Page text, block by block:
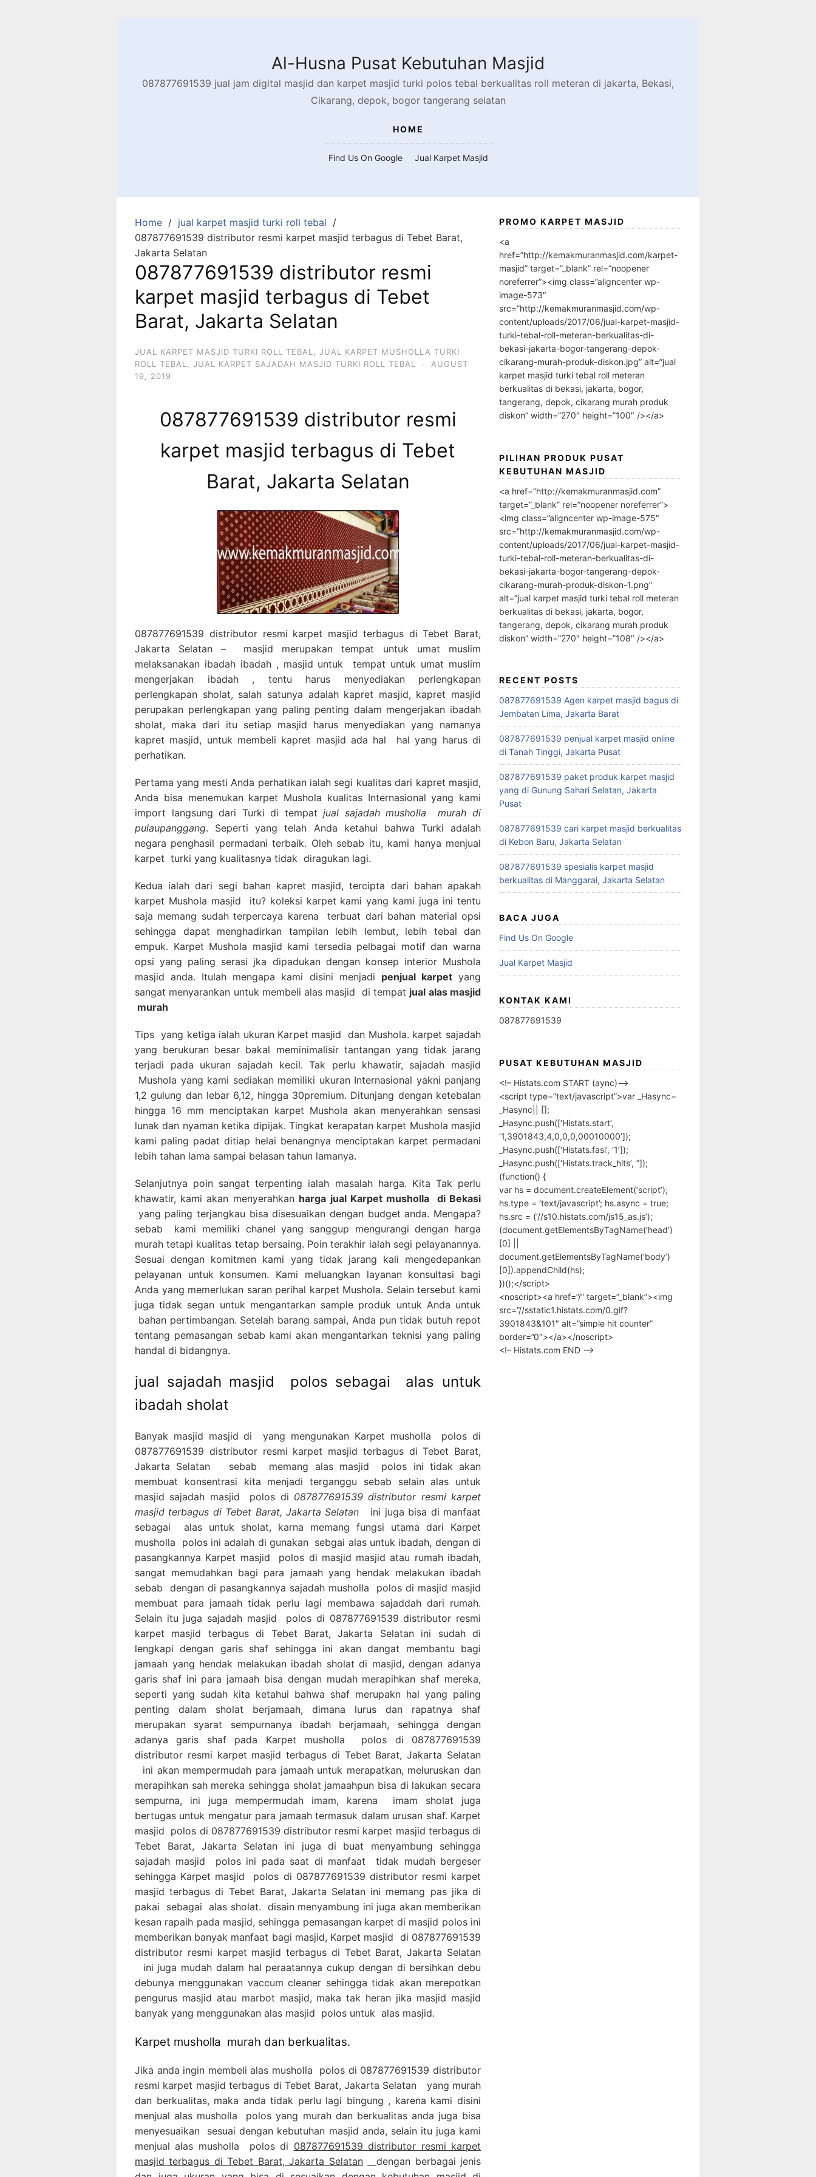
Al-Husna Pusat Kebutuhan Masjid
087877691539 jual jam digital masjid dan karpet masjid turki polos tebal berkualitas roll meteran di jakarta, Bekasi,
Cikarang, depok, bogor tangerang selatan
HOME
Find Us On Google Jual Karpet Masjid
Home
jual karpet masjid turki roll tebal
087877691539 distributor resmi karpet masjid terbagus di Tebet Barat,
Jakarta Selatan
087877691539 distributor resmi
karpet masjid terbagus di Tebet
Barat, Jakarta Selatan
JUAL KARPET MASJID TURKI ROLL TEBAL
JUAL KARPET MUSHOLLA TURKI
ROLL TEBAL
JUAL KARPET SAJADAH MASJID TURKI ROLL TEBAL ·
AUGUST
19, 2019
087877691539 distributor resmi
karpet masjid terbagus di Tebet
Barat, Jakarta Selatan
087877691539 distributor resmi karpet masjid terbagus di Tebet Barat,
Jakarta Selatan – masjid merupakan tempat untuk umat muslim
melaksanakan ibadah ibadah , masjid untuk tempat untuk umat muslim
mengerjakan ibadah , tentu harus menyediakan perlengkapan
perlengkapan sholat, salah satunya adalah kapret masjid, kapret masjid
perupakan perlengkapan yang paling penting dalam mengerjakan ibadah
sholat, maka dari itu setiap masjid harus menyediakan yang namanya
kapret masjid, untuk membeli kapret masjid ada hal hal yang harus di
perhatikan.
Pertama yang mesti Anda perhatikan ialah segi kualitas dari kapret masjid,
Anda bisa menemukan karpet Mushola kualitas Internasional yang kami
import langsung dari Turki di tempatjual sajadah musholla
murah di
pulaupanggang. Seperti yang telah Anda ketahui bahwa Turki adalah
negara penghasil permadani terbaik. Oleh sebab itu, kami hanya menjual
karpet turki yang kualitasnya tidak diragukan lagi.
Kedua ialah dari segi bahan kapret masjid, tercipta dari bahan apakah
karpet Mushola masjid itu? koleksi karpet kami yang kami juga ini tentu
saja memang sudah terpercaya karena terbuat dari bahan material opsi
sehingga dapat menghadirkan tampilan lebih lembut, lebih tebal dan
empuk. Karpet Mushola masjid kami tersedia pelbagai motif dan warna
opsi yang paling serasi jka dipadukan dengan konsep interior Mushola
masjid anda. Itulah mengapa kami disini menjadi penjual karpetyang
sangat menyarankan untuk membeli alas masjid di tempat jual alas masjid
murah
Tips yang ketiga ialah ukuran Karpet masjid dan Mushola. karpet sajadah
yang berukuran besar bakal meminimalisir tantangan yang tidak jarang
terjadi pada ukuran sajadah kecil. Tak perlu khawatir, sajadah masjid
Mushola yang kami sediakan memiliki ukuran Internasional yakni panjang
1,2 gulung dan lebar 6,12, hingga 30premium. Ditunjang dengan ketebalan
hingga 16 mm menciptakan karpet Mushola akan menyerahkan sensasi
lunak dan nyaman ketika dipijak. Tingkat kerapatan karpet Mushola masjid
kami paling padat ditiap helai benangnya menciptakan karpet permadani
lebih tahan lama sampai belasan tahun lamanya.
Selanjutnya poin sangat terpenting ialah masalah harga. Kita Tak perlu
khawatir, kami akan menyerahkan harga jual Karpet musholla
di Bekasi
yang paling terjangkau bisa disesuaikan dengan budget anda. Mengapa?
sebab kami memiliki chanel yang sanggup mengurangi dengan harga
murah tetapi kualitas tetap bersaing. Poin terakhir ialah segi pelayanannya.
Sesuai dengan komitmen kami yang tidak jarang kali mengedepankan
pelayanan untuk konsumen. Kami meluangkan layanan konsultasi bagi
Anda yang memerlukan saran perihal karpet Mushola. Selain tersebut kami
juga tidak segan untuk mengantarkan sample produk untuk Anda untuk
bahan pertimbangan. Setelah barang sampai, Anda pun tidak butuh repot
tentang pemasangan sebab kami akan mengantarkan teknisi yang paling
handal di bidangnya.
jual sajadah masjid polos sebagai alas untuk
ibadah sholat
Banyak masjid masjid di yang mengunakan Karpet musholla polos di
087877691539 distributor resmi karpet masjid terbagus di Tebet Barat,
Jakarta Selatan sebab memang alas masjid polos ini tidak akan
membuat konsentrasi kita menjadi terganggu sebab selain alas untuk
masjid sajadah masjid polos di 087877691539 distributor resmi karpet
masjid terbagus di Tebet Barat, Jakarta Selatan
ini juga bisa di manfaat
sebagai alas untuk sholat, karna memang fungsi utama dari Karpet
musholla polos ini adalah di gunakan sebgai alas untuk ibadah, dengan di
pasangkannya Karpet masjid polos di masjid masjid atau rumah ibadah,
sangat memudahkan bagi para jamaah yang hendak melakukan ibadah
sebab dengan di pasangkannya sajadah musholla polos di masjid masjid
membuat para jamaah tidak perlu lagi membawa sajaddah dari rumah.
Selain itu juga sajadah masjid polos di 087877691539 distributor resmi
karpet masjid terbagus di Tebet Barat, Jakarta Selatan ini sudah di
lengkapi dengan garis shaf sehingga ini akan dangat membantu bagi
jamaah yang hendak melakukan ibadah sholat di masjid, dengan adanya
garis shaf ini para jamaah bisa dengan mudah merapihkan shaf mereka,
seperti yang sudah kita ketahui bahwa shaf merupakn hal yang paling
penting dalam sholat berjamaah, dimana lurus dan rapatnya shaf
merupakan syarat sempurnanya ibadah berjamaah, sehingga dengan
adanya garis shaf pada Karpet musholla polos di 087877691539
distributor resmi karpet masjid terbagus di Tebet Barat, Jakarta Selatan
ini akan mempermudah para jamaah untuk merapatkan, meluruskan dan
merapihkan sah mereka sehingga sholat jamaahpun bisa di lakukan secara
sempurna, ini juga mempermudah imam, karena imam sholat juga
bertugas untuk mengatur para jamaah termasuk dalam urusan shaf. Karpet
masjid polos di 087877691539 distributor resmi karpet masjid terbagus di
Tebet Barat, Jakarta Selatan ini juga di buat menyambung sehingga
sajadah masjid polos ini pada saat di manfaat tidak mudah bergeser
sehingga Karpet masjid polos di 087877691539 distributor resmi karpet
masjid terbagus di Tebet Barat, Jakarta Selatan ini memang pas jika di
pakai sebagai alas sholat. disain menyambung ini juga akan memberikan
kesan rapaih pada masjid, sehingga pemasangan karpet di masjid polos ini
memberikan banyak manfaat bagi masjid, Karpet masjid di 087877691539
distributor resmi karpet masjid terbagus di Tebet Barat, Jakarta Selatan
ini juga mudah dalam hal peraatannya cukup dengan di bersihkan debu
debunya menggunakan vaccum cleaner sehingga tidak akan merepotkan
pengurus masjid atau marbot masjid, maka tak heran jika masjid masjid
banyak yang menggunakan alas masjid polos untuk alas masjid.
Karpet musholla murah dan berkualitas.
Jika anda ingin membeli alas musholla polos di 087877691539 distributor
resmi karpet masjid terbagus di Tebet Barat, Jakarta Selatan yang murah
dan berkualitas, maka anda tidak perlu lagi bingung , karena kami disini
menjual alas musholla polos yang murah dan berkualitas anda juga bisa
menyesuaikan sesuai dengan kebutuhan masjid anda, selain itu juga kami
menjual alas musholla polos di 087877691539 distributor resmi karpet
masjid terbagus di Tebet Barat, Jakarta Selatan
dengan berbagai jenis
PROMO KARPET MASJID
<a
href=”http://kemakmuranmasjid.com/karpet-
masjid” target=”_blank” rel=”noopener
noreferrer”><img class=”aligncenter wp-
image-573″
src=”http://kemakmuranmasjid.com/wp-
content/uploads/2017/06/jual-karpet-masjid-
turki-tebal-roll-meteran-berkualitas-di-
bekasi-jakarta-bogor-tangerang-depok-
cikarang-murah-produk-diskon.jpg” alt=”jual
karpet masjid turki tebal roll meteran
berkualitas di bekasi, jakarta, bogor,
tangerang, depok, cikarang murah produk
diskon” width=”270″ height=”100″ /></a>
PILIHAN PRODUK PUSAT
KEBUTUHAN MASJID
<a href=”http://kemakmuranmasjid.com”
target=”_blank” rel=”noopener noreferrer”>
<img class=”aligncenter wp-image-575″
src=”http://kemakmuranmasjid.com/wp-
content/uploads/2017/06/jual-karpet-masjid-
turki-tebal-roll-meteran-berkualitas-di-
bekasi-jakarta-bogor-tangerang-depok-
cikarang-murah-produk-diskon-1.png”
alt=”jual karpet masjid turki tebal roll meteran
berkualitas di bekasi, jakarta, bogor,
tangerang, depok, cikarang murah produk
diskon” width=”270″ height=”108″ /></a>
RECENT POSTS
087877691539 Agen karpet masjid bagus di
Jembatan Lima, Jakarta Barat
087877691539 penjual karpet masjid online
di Tanah Tinggi, Jakarta Pusat
087877691539 paket produk karpet masjid
yang di Gunung Sahari Selatan, Jakarta
Pusat
087877691539 cari karpet masjid berkualitas
di Kebon Baru, Jakarta Selatan
087877691539 spesialis karpet masjid
berkualitas di Manggarai, Jakarta Selatan
BACA JUGA
Find Us On Google
Jual Karpet Masjid
KONTAK KAMI
087877691539
PUSAT KEBUTUHAN MASJID
<!– Histats.com START (aync)–>
<script type=”text/javascript”>var _Hasync=
_Hasync|| [];
_Hasync.push([‘Histats.start’,
‘1,3901843,4,0,0,0,00010000’]);
_Hasync.push([‘Histats.fasi’, ‘1’]);
_Hasync.push([‘Histats.track_hits’, ”]);
(function() {
var hs = document.createElement(‘script’);
hs.type = ‘text/javascript’; hs.async = true;
hs.src = (‘//s10.histats.com/js15_as.js’);
(document.getElementsByTagName(‘head’)
[0] ||
document.getElementsByTagName(‘body’)
[0]).appendChild(hs);
})();</script>
<noscript><a href=”/” target=”_blank”><img
src=”//sstatic1.histats.com/0.gif?
3901843&101″ alt=”simple hit counter”
border=”0″></a></noscript>
<!– Histats.com END –>